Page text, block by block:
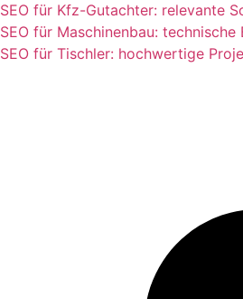
SEO für Kfz-Gutachter: relevante
SEO für Maschinenbau:
SEO für Tischler: hochwertige